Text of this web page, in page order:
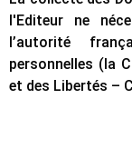
l'Editeur ne
l’autorité
personnelles (la
et des Libertés –